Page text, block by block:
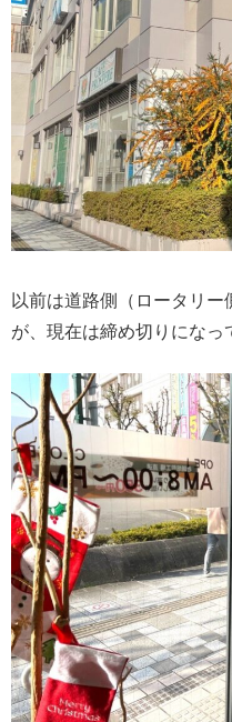
以前は道路側（ロータリ
が、現在は締め切りになっ